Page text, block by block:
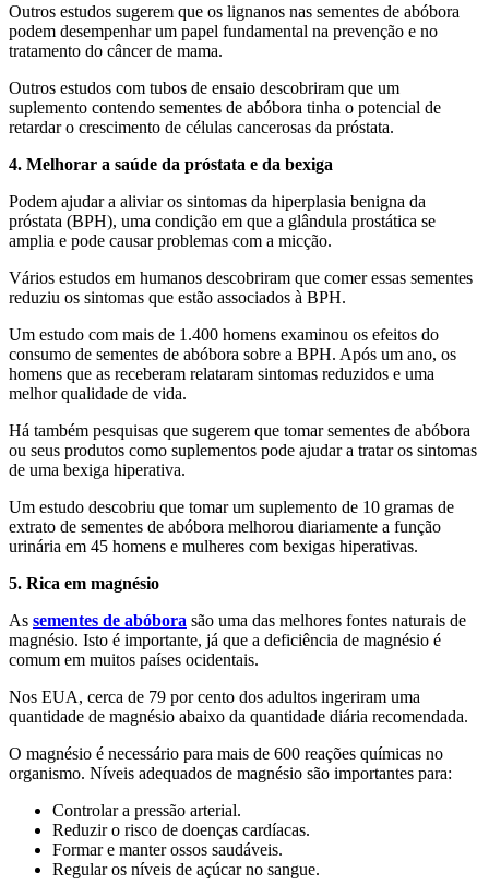
Outros estudos sugerem que os lignanos nas sementes de abóbora
podem desempenhar um papel fundamental na prevenção e no
tratamento do câncer de mama.
Outros estudos com tubos de ensaio descobriram que um
suplemento contendo sementes de abóbora tinha o potencial de
retardar o crescimento de células cancerosas da próstata.
4. Melhorar a saúde da próstata e da bexiga
Podem ajudar a aliviar os sintomas da hiperplasia benigna da
próstata (BPH), uma condição em que a glândula prostática se
amplia e pode causar problemas com a micção.
Vários estudos em humanos descobriram que comer essas sementes
reduziu os sintomas que estão associados à BPH.
Um estudo com mais de 1.400 homens examinou os efeitos do
consumo de sementes de abóbora sobre a BPH. Após um ano, os
homens que as receberam relataram sintomas reduzidos e uma
melhor qualidade de vida.
Há também pesquisas que sugerem que tomar sementes de abóbora
ou seus produtos como suplementos pode ajudar a tratar os sintomas
de uma bexiga hiperativa.
Um estudo descobriu que tomar um suplemento de 10 gramas de
extrato de sementes de abóbora melhorou diariamente a função
urinária em 45 homens e mulheres com bexigas hiperativas.
5. Rica em magnésio
As sementes de abóbora são uma das melhores fontes naturais de
magnésio. Isto é importante, já que a deficiência de magnésio é
comum em muitos países ocidentais.
Nos EUA, cerca de 79 por cento dos adultos ingeriram uma
quantidade de magnésio abaixo da quantidade diária recomendada.
O magnésio é necessário para mais de 600 reações químicas no
organismo. Níveis adequados de magnésio são importantes para:
Controlar a pressão arterial.
Reduzir o risco de doenças cardíacas.
Formar e manter ossos saudáveis.
Regular os níveis de açúcar no sangue.